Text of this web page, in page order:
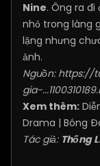
Nine. Ông ra đi
nhỏ trong làng
lặng nhưng
ảnh.
Nguồn: https://
gia-
Xem thêm:
Drama | Bóng
Tác giả: Thống